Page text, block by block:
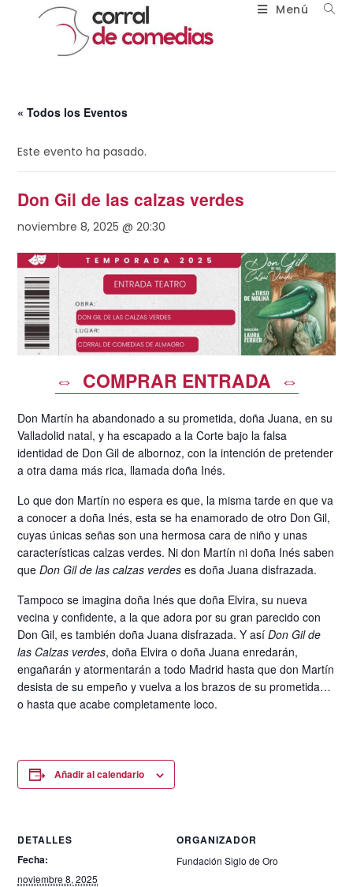
Menú
« Todos los Eventos
Este evento ha pasado.
Don Gil de las calzas verdes
noviembre 8, 2025 @ 20:30
⇔ COMPRAR ENTRADA ⇔
Don Martín ha abandonado a su prometida, doña Juana, en su
Valladolid natal, y ha escapado a la Corte bajo la falsa
identidad de Don Gil de albornoz, con la intención de pretender
a otra dama más rica, llamada doña Inés.
Lo que don Martín no espera es que, la misma tarde en que va
a conocer a doña Inés, esta se ha enamorado de otro Don Gil,
cuyas únicas señas son una hermosa cara de niño y unas
características calzas verdes. Ni don Martín ni doña Inés saben
queDon Gil de las calzas verdes es doña Juana disfrazada.
Tampoco se imagina doña Inés que doña Elvira, su nueva
vecina y confidente, a la que adora por su gran parecido con
Don Gil, es también doña Juana disfrazada. Y asíDon Gil de
las Calzas verdes, doña Elvira o doña Juana enredarán,
engañarán y atormentarán a todo Madrid hasta que don Martín
desista de su empeño y vuelva a los brazos de su prometida…
o hasta que acabe completamente loco.
Añadir al calendario
DETALLES
Fecha:
noviembre 8, 2025
ORGANIZADOR
Fundación Siglo de Oro